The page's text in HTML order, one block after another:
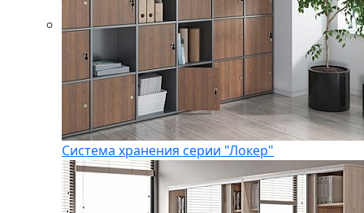
Система хранения серии "Локер"